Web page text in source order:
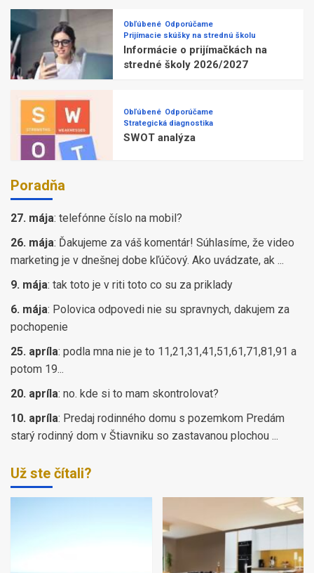
Obľúbené Odporúčame
Prijímacie skúšky na strednú školu
Informácie o prijímačkách na
stredné školy 2026/2027
Obľúbené Odporúčame
Strategická diagnostika
SWOT analýza
Poradňa
27. mája: telefónne číslo na mobil?
26. mája: Ďakujeme za váš komentár! Súhlasíme, že video
marketing je v dnešnej dobe kľúčový. Ako uvádzate, ak ...
9. mája: tak toto je v riti toto co su za priklady
6. mája: Polovica odpovedi nie su spravnych, dakujem za
pochopenie
25. apríla: podla mna nie je to 11,21,31,41,51,61,71,81,91 a
potom 19...
20. apríla: no. kde si to mam skontrolovat?
10. apríla: Predaj rodinného domu s pozemkom Predám
starý rodinný dom v Štiavniku so zastavanou plochou ...
Už ste čítali?